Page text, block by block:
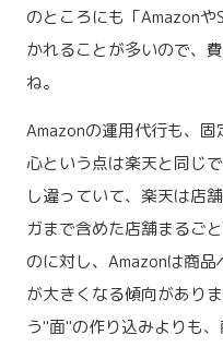
のところにも「Amazon
かれることが多いので、
ね。
Amazonの運用代行も、
心という点は楽天と同じ
し違っていて、楽天は店
ガまで含めた店舗まるご
のに対し、Amazonは商
が大きくなる傾向があり
う"面"の作り込みよりも